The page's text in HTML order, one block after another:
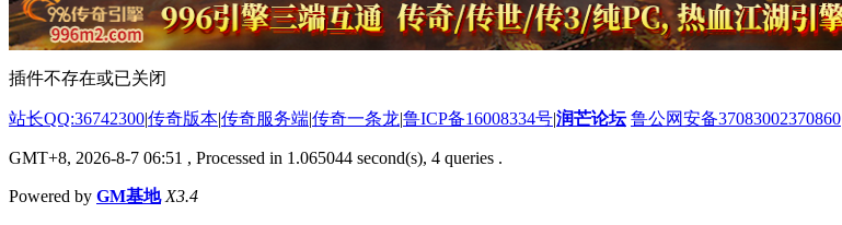
插件不存在或已关闭
站长QQ:36742300|传奇版本|传奇服务端|传奇一条龙|鲁ICP备16008334号|润芒论坛 鲁公网安备37083002370860
GMT+8, 2026-8-7 06:51 , Processed in 1.065044 second(s), 4 queries .
Powered by GM基地 X3.4